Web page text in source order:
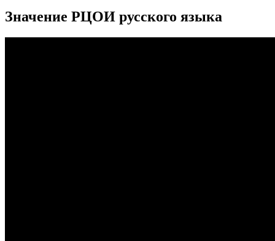
Значение РЦОИ русского языка